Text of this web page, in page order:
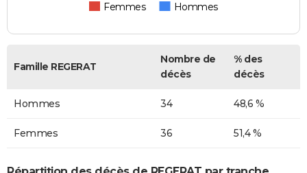
Femmes Hommes
Famille REGERAT
Nombre de
décès
% des
décès
Hommes 34 48,6 %
Femmes 36 51,4 %